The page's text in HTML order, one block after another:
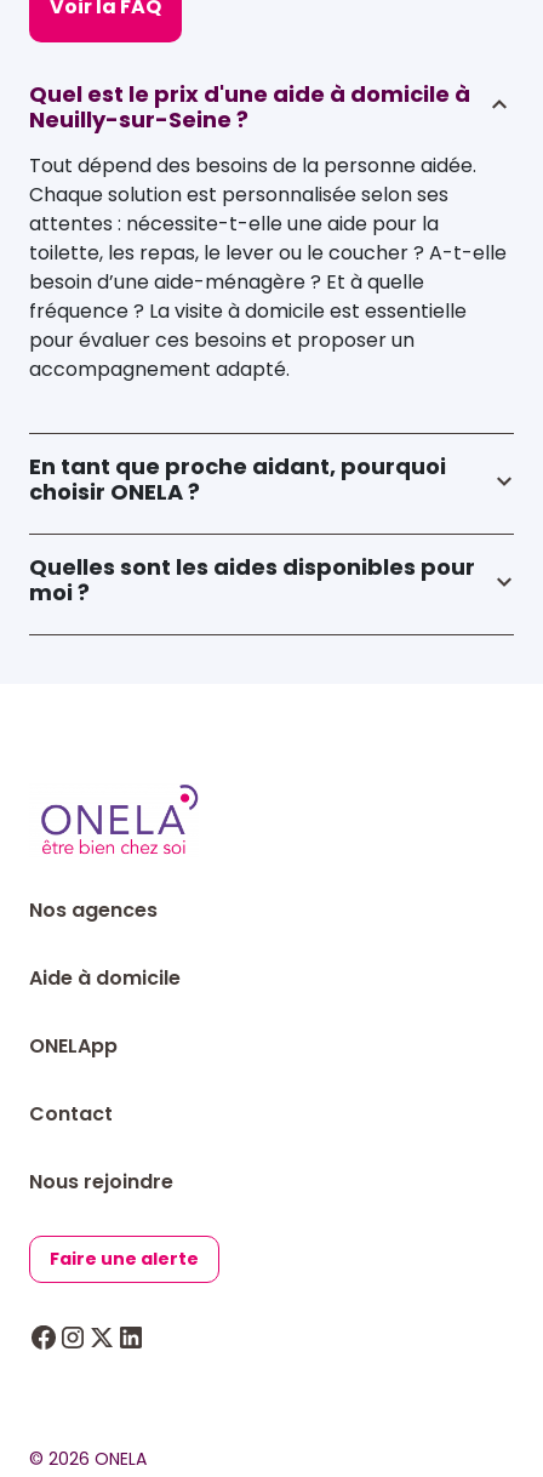
Voir la FAQ
Quel est le prix d'une aide à domicile à
Neuilly-sur-Seine ?
Tout dépend des besoins de la personne aidée.
Chaque solution est personnalisée selon ses
attentes : nécessite-t-elle une aide pour la
toilette, les repas, le lever ou le coucher ? A-t-elle
besoin d’une aide-ménagère ? Et à quelle
fréquence ? La visite à domicile est essentielle
pour évaluer ces besoins et proposer un
accompagnement adapté.
En tant que proche aidant, pourquoi
choisir ONELA ?
Quelles sont les aides disponibles pour
moi ?
Nos agences
Aide à domicile
ONELApp
Contact
Nous rejoindre
Faire une alerte
© 2026 ONELA